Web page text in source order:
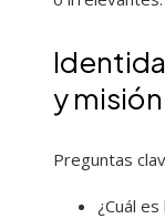
y misión
Preguntas
¿Cuál